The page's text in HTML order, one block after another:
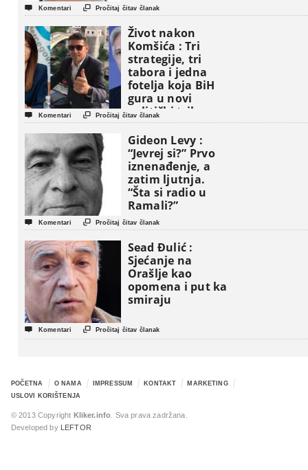
 Komentari  Pročitaj čitav članak
Život nakon
Komšića : Tri
strategije, tri
tabora i jedna
fotelja koja BiH
gura u novi
politički triler
 Komentari  Pročitaj čitav članak
Gideon Levy :
“Jevrej si?” Prvo
iznenađenje, a
zatim ljutnja.
“Šta si radio u
Ramali?”
 Komentari  Pročitaj čitav članak
Sead Đulić :
Sjećanje na
Orašlje kao
opomena i put ka
smiraju
 Komentari  Pročitaj čitav članak
POČETNA O NAMA IMPRESSUM KONTAKT
MARKETING
USLOVI KORIŠTENJA
© 2013 Copyright Kliker.info . Sva prava zadržana.
Developed by
LEFTOR